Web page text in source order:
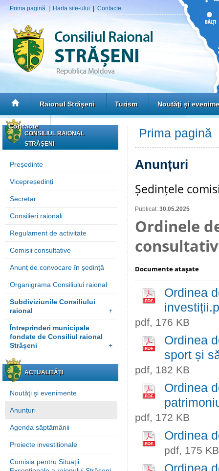
Prima pagină Harta site-ului Contacte
Raionul Strășeni Turism Noutăţi și
Contacte
CONSILIUL RAIONAL
STRĂȘENI
Președinte
Vicepreședinți
Secretar
Consilieri raionali
Regulament de activitate
Comisii consultative
Anunț de convocare în ședință
Organigrama Consiliului raional
Subdiviziunile Consiliului
raional
+
Întreprinderi municipale
fondate de Consiliul raional
Strășeni
+
ACTUALITĂȚI
Noutăţi și evenimente
Anunțuri
Agenda săptămânii
Proiecte investiționale
Comisia pentru Situații
Prima pagină
Anunțuri
Ședințele
Publicat: 30.05.2025
Ordinele
Documente ataşate
Ordinea
pdf, 176 KB
Ordinea
sport și
pdf, 182 KB
Ordinea
pdf, 172 KB
Ordinea
pdf, 175 KB
Ordinea